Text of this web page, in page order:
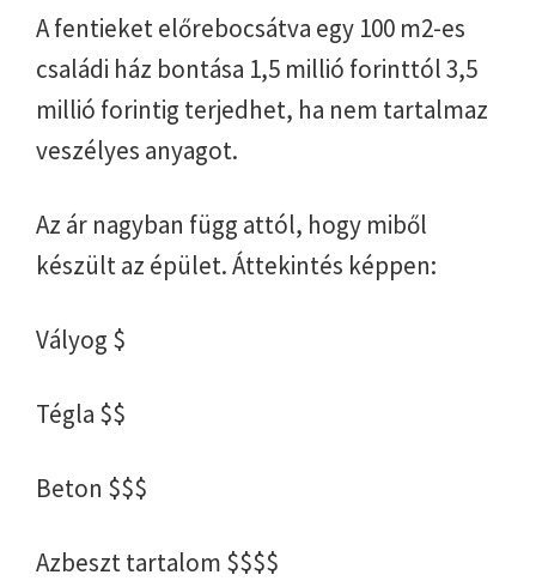
A fentieket előrebocsátva egy 100 m2-es
családi ház bontása 1,5 millió forinttól 3,5
millió forintig terjedhet, ha nem tartalmaz
veszélyes anyagot.
Az ár nagyban függ attól, hogy miből
készült az épület. Áttekintés képpen:
Vályog $
Tégla $$
Beton $$$
Azbeszt tartalom $$$$